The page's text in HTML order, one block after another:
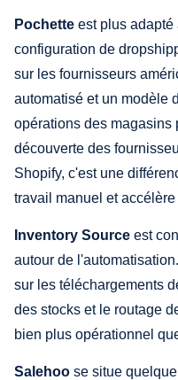
Pochette est plus
configuration de
sur les fournisseurs
automatisé et un modèle
opérations des magasins
découverte des
Shopify, c'est une
travail manuel et
Inventory Source est
autour de
sur les téléchargements
des stocks et le routage
bien plus opérationnel
Salehoo se situe